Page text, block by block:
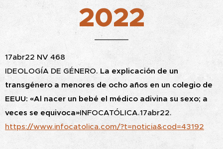
2022
17abr22 NV 468
IDEOLOGÍA DE GÉNERO. La explicación de un
transgénero a menores de ocho años en un colegio de
EEUU: «Al nacer un bebé el médico adivina su sexo; a
veces se equivoca»INFOCATÓLICA.17abr22.
https://www.infocatolica.com/?t=noticia&cod=43192